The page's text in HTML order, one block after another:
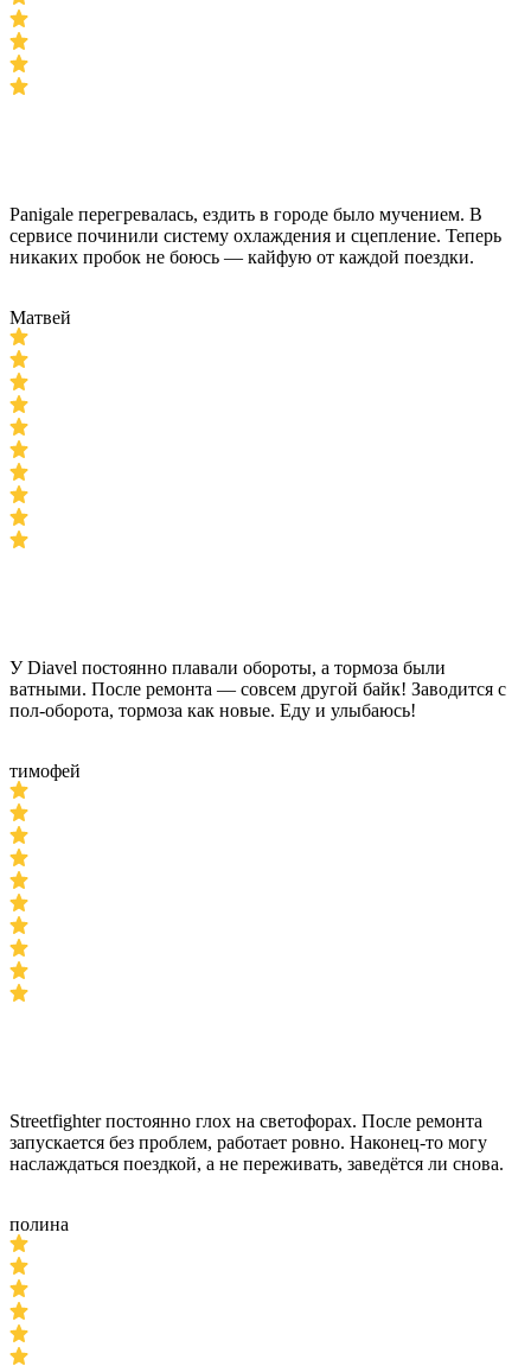
Panigale перегревалась, ездить в городе было мучением. В
сервисе починили систему охлаждения и сцепление. Теперь
никаких пробок не боюсь — кайфую от каждой поездки.
Матвей
У Diavel постоянно плавали обороты, а тормоза были
ватными. После ремонта — совсем другой байк! Заводится с
пол-оборота, тормоза как новые. Еду и улыбаюсь!
тимофей
Streetfighter постоянно глох на светофорах. После ремонта
запускается без проблем, работает ровно. Наконец-то могу
наслаждаться поездкой, а не переживать, заведётся ли снова.
полина